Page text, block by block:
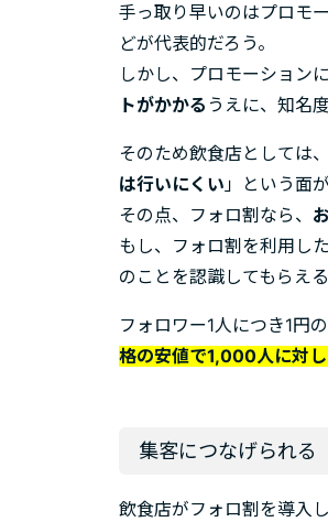
手っ取り早いのはプロモ
どが代表的だろう。
しかし、プロモーション
トがかかる うえに、知名
そのため飲食店としては
は行いにくい 」という面
その点、フォロ割なら、
もし、フォロ割を利用し
のことを認識してもらえる
フォロワー1人につき1円
格の安値で1,000人に対
集客につなげられる
飲食店がフォロ割を導入